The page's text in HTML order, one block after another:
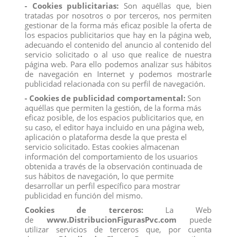
FIGURA OTTER
View
BULLYLAND
CENICIENTA
LILO & STITCH
FROZEN EL REINO DEL HIELO & FROZEN II
LA BELLA Y LA BESTIA
POCAHONTAS
RAPUNZEL
BLANCANIEVES
LA BELLA DURMIENTE (AURORA)
SIRENITA
VAIANA
ALADIN - JAZMÍN
BRAVE
- Cookies publicitarias: Son aquéllas que, bien
tratadas por nosotros o por terceros, nos permiten
gestionar de la forma más eficaz posible la oferta de
los espacios publicitarios que hay en la página web,
adecuando el contenido del anuncio al contenido del
servicio solicitado o al uso que realice de nuestra
página web. Para ello podemos analizar sus hábitos
de navegación en Internet y podemos mostrarle
publicidad relacionada con su perfil de navegación.
- Cookies de publicidad comportamental: Son
aquéllas que permiten la gestión, de la forma más
eficaz posible, de los espacios publicitarios que, en
su caso, el editor haya incluido en una página web,
aplicación o plataforma desde la que presta el
servicio solicitado. Estas cookies almacenan
información del comportamiento de los usuarios
obtenida a través de la observación continuada de
sus hábitos de navegación, lo que permite
desarrollar un perfil específico para mostrar
publicidad en función del mismo.
Cookies de terceros:La Web
de www.DistribucionFigurasPvc.com puede
utilizar servicios de terceros que, por cuenta